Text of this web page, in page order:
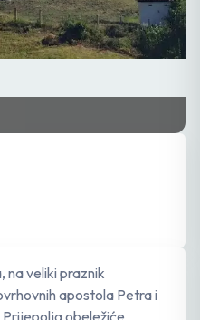
na veliki praznik
apostola Petra i